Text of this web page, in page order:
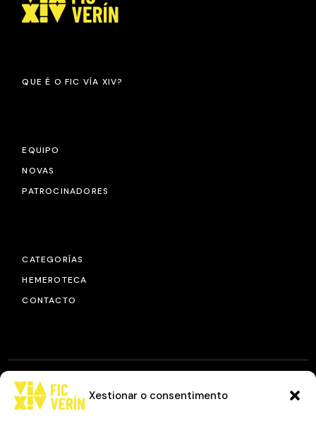
Xestionar o consentimento
QUE É O FIC VÍA XIV?
EQUIPO
NOVAS
PATROCINADORES
CATEGORÍAS
HEMEROTECA
CONTACTO